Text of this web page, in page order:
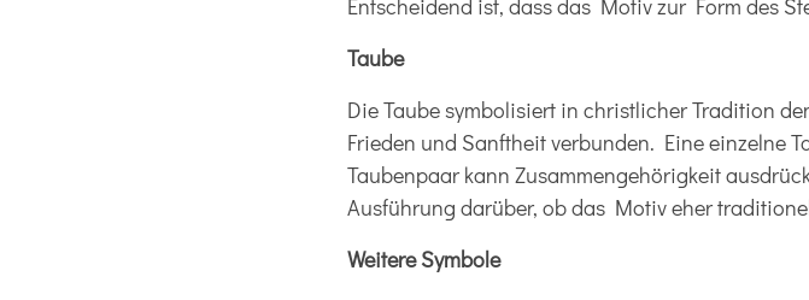
Entscheidend ist, dass das Motiv zur Form des
Taube
Die Taube symbolisiert in christlicher Tradition
Frieden und Sanftheit verbunden. Eine einzelne
Taubenpaar kann Zusammengehörigkeit
Ausführung darüber, ob das Motiv eher
Weitere Symbole